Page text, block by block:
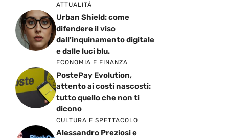
ATTUALITÁ
Urban Shield: come
difendere il viso
dall’inquinamento digitale
e dalle luci blu.
ECONOMIA E FINANZA
PostePay Evolution,
attento ai costi nascosti:
tutto quello che non ti
dicono
CULTURA E SPETTACOLO
Alessandro Preziosi e